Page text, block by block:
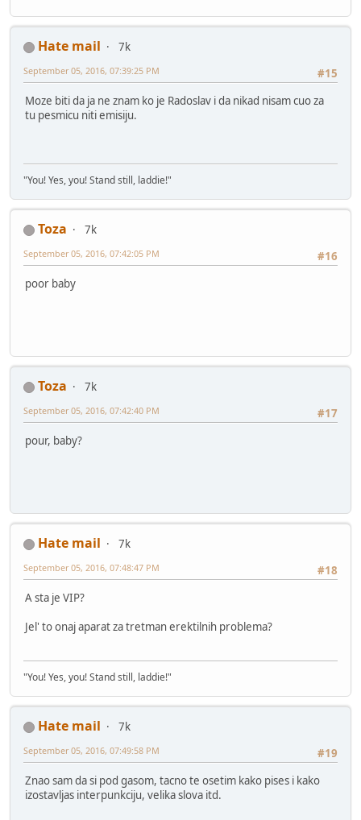
Hate mail
7k
#15
September 05, 2016, 07:39:25 PM
Moze biti da ja ne znam ko je Radoslav i da nikad nisam cuo za
tu pesmicu niti emisiju.
"You! Yes, you! Stand still, laddie!"
Toza
7k
#16
September 05, 2016, 07:42:05 PM
poor baby
Toza
7k
#17
September 05, 2016, 07:42:40 PM
pour, baby?
Hate mail
7k
#18
September 05, 2016, 07:48:47 PM
A sta je VIP?
Jel' to onaj aparat za tretman erektilnih problema?
"You! Yes, you! Stand still, laddie!"
Hate mail
7k
#19
September 05, 2016, 07:49:58 PM
Znao sam da si pod gasom, tacno te osetim kako pises i kako
izostavljas interpunkciju, velika slova itd.